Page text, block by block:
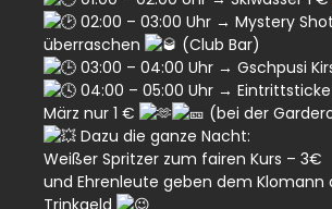
02:00 – 03:00 Uhr → Mystery
überraschen
(Club Bar)
03:00 – 04:00 Uhr → Gschpusi
04:00 – 05:00 Uhr →
März nur 1 €
(bei der
Dazu die ganze Nacht:
Weißer Spritzer zum fairen Kurs – 3€
und Ehrenleute geben dem Klomann
Trinkgeld